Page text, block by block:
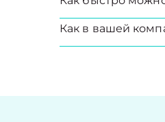
Как в вашей